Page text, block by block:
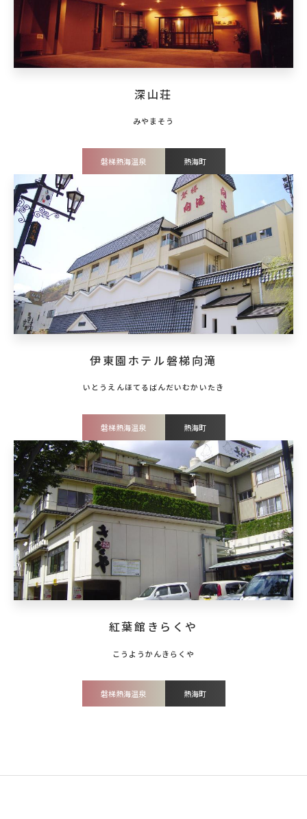
深山荘
磐梯熱海温泉 熱海町
伊東園ホテル磐梯向滝
磐梯熱海温泉 熱海町
紅葉館きらくや
磐梯熱海温泉 熱海町